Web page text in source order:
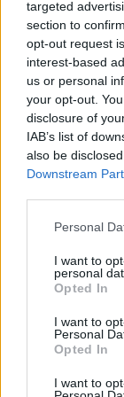
targeted
section to
opt-out request
interest-based
us or personal
your opt-out.
disclosure of
IAB’s list of
also be
Downstream
Personal
I want to
personal
Opted In
I want to
Personal
Opted In
I want to
energetica.
energetico
transizione
ambientale. In
necessità di
energia elettrica
causa di una
principalmente a
60% delle
sistemi PV+ESS,
carbonio,
temperatura del
risparmio in
in caso di blackout
PV+ESS di